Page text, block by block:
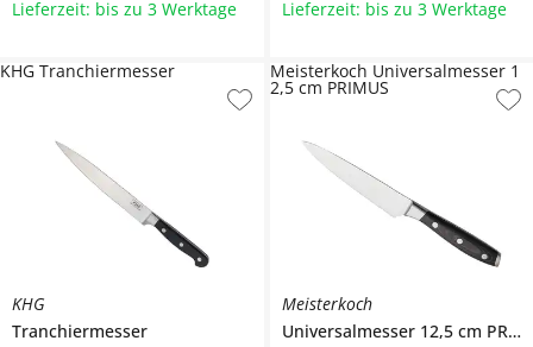
Lieferzeit: bis zu 3 Werktage Lieferzeit: bis zu 3 Werktage
KHG
Tranchiermesser
KHG Tranchiermesser
Meisterkoch
Universalmesser 12,5 cm PRIMUS
Meisterkoch Universalmesser 1
2,5 cm PRIMUS